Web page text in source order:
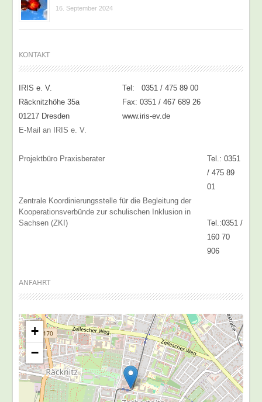
16. September 2024
KONTAKT
IRIS e. V.
Tel: 0351 / 475 89 00
Räcknitzhöhe 35a
Fax: 0351 / 467 689 26
01217 Dresden
www.iris-ev.de
E-Mail an IRIS e. V.
Projektbüro Praxisberater
Tel.: 0351
/ 475 89
01
Zentrale Koordinierungsstelle für die Begleitung der
Kooperationsverbünde zur schulischen Inklusion in
Sachsen (ZKI)
Tel.:0351 /
160 70
906
ANFAHRT
+
−